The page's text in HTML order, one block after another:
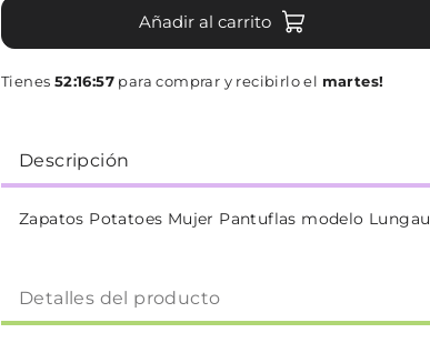
Añadir al carrito
Tienes 52:16:57 para comprar y recibirlo el martes!
Descripción
Zapatos Potatoes Mujer Pantuflas modelo Lungau
Detalles del producto